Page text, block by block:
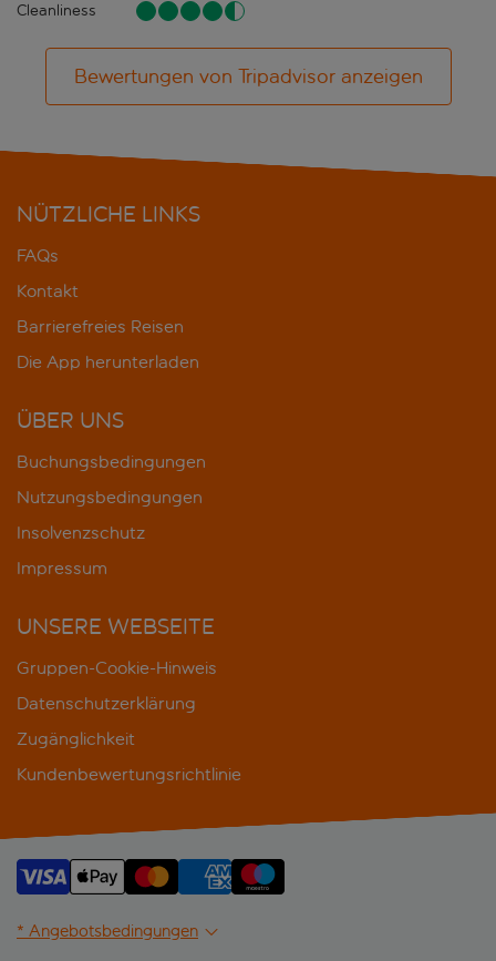
Cleanliness
Bewertungen von Tripadvisor anzeigen
NÜTZLICHE LINKS
FAQs
Kontakt
Barrierefreies Reisen
Die App herunterladen
ÜBER UNS
Buchungsbedingungen
Nutzungsbedingungen
Insolvenzschutz
Impressum
UNSERE WEBSEITE
Gruppen-Cookie-Hinweis
Datenschutzerklärung
Zugänglichkeit
Kundenbewertungsrichtlinie
* Angebotsbedingungen